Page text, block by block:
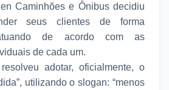
Caminhões e Ônibus decidiu
seus clientes de forma
de acordo com as
de cada um.
adotar, oficialmente, o
utilizando o slogan: “menos